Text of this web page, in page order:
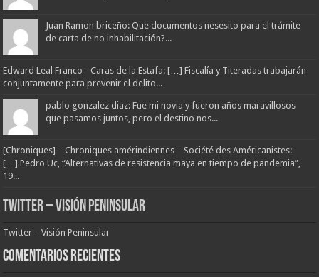
Juan Ramon briceño: Que documentos nesesito para el trámite
de carta de no inhabilitación?...
Edward Leal Franco - Caras de la Estafa: […] Fiscalía y Titeradas trabajarán
conjuntamente para prevenir el delito...
pablo gonzalez diaz: Fue mi novia y fueron años maravillosos
que pasamos juntos, pero el destino nos...
[Chroniques] – Chroniques amérindiennes – Société des Américanistes:
[…] Pedro Uc, “Alternativas de resistencia maya en tiempo de pandemia”,
19...
Twitter – Visión Peninsular
Twitter – Visión Peninsular
Comentarios Recientes